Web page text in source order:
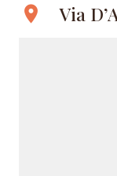
location_on Via